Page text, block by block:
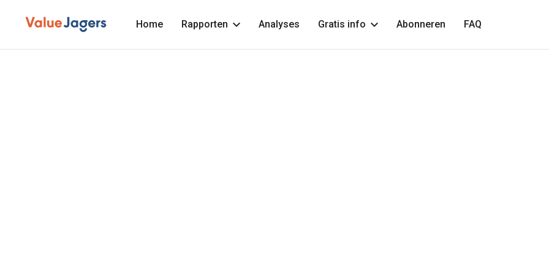
Home Rapporten Analyses Gratis info Abonneren FAQ